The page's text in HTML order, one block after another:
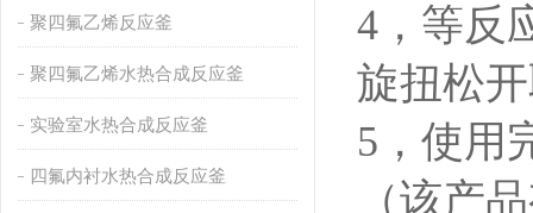
聚四氟乙烯反应釜
聚四氟乙烯水热合成反应釜
实验室水热合成反应釜
四氟内衬水热合成反应釜
4，等反
旋扭松
5， 使用
（该产